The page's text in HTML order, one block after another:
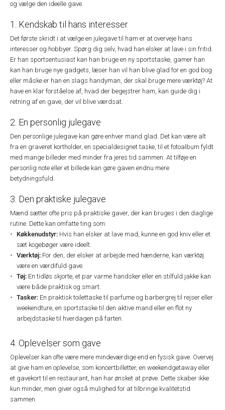
og vælge den ideelle gave.
1. Kendskab til hans interesser
Det første skridt i at vælge en julegave til ham er at overveje hans
interesser og hobbyer. Spørg dig selv, hvad han elsker at lave i sin fritid.
Er han sportsentusiast kan han bruge en ny sportstaske, gamer han
kan han bruge nye gadgets, læser han vil han blive glad for en god bog
eller måske er han en slags handyman, der skal bruge mere værktøj? At
have en klar forståelse af, hvad der begejstrer ham, kan guide dig i
retning af en gave, der vil blive værdsat.
2. En personlig julegave
Den personlige julegave kan gøre enhver mand glad. Det kan være alt
fra en graveret kortholder, en specialdesignet taske, til et fotoalbum fyldt
med mange billeder med minder fra jeres tid sammen. At tilføje en
personlig note eller et billede kan gøre gaven endnu mere
betydningsfuld.
3. Den praktiske julegave
Mænd sætter ofte pris på praktiske gaver, der kan bruges i den daglige
rutine. Dette kan omfatte ting som:
Køkkenudstyr: Hvis han elsker at lave mad, kunne en god kniv eller et
sæt kogebøger være ideelt.
Værktøj: For den, der elsker at arbejde med hænderne, kan værktøj
være en værdifuld gave.
Tøj: En tidløs skjorte, et par varme handsker eller en stilfuld jakke kan
være både praktisk og smart.
Tasker: En praktisk toilettaske til parfume og barbergrej til rejser eller
weekendture, en sportstaske til den aktive mand eller en flot ny
arbejdstaske til hverdagen på farten.
4. Oplevelser som gave
Oplevelser kan ofte være mere mindeværdige end en fysisk gave. Overvej
at give ham en oplevelse, som koncertbilletter, en weekendgetaway eller
et gavekort til en restaurant, han har ønsket at prøve. Dette skaber ikke
kun minder, men giver også mulighed for at tilbringe kvalitetstid
sammen.